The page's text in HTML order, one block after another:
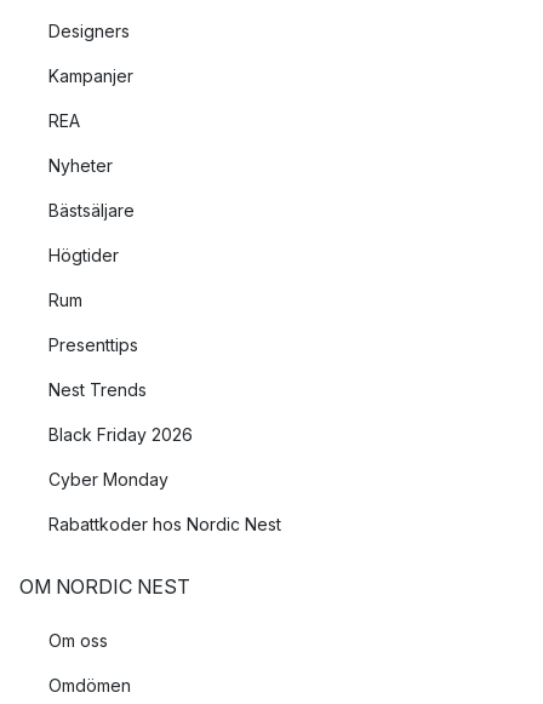
Designers
Kampanjer
REA
Nyheter
Bästsäljare
Högtider
Rum
Presenttips
Nest Trends
Black Friday 2026
Cyber Monday
Rabattkoder hos Nordic Nest
OM NORDIC NEST
Om oss
Omdömen